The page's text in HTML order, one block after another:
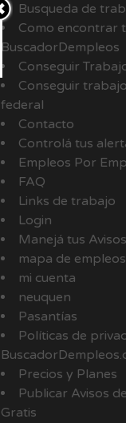
Busqueda de
Como encontrar
BuscadorDempleos
Conseguir
Conseguir
federal
Contacto
Controlá tus
Empleos Por
FAQ
Links de trabajo
Login
Manejá tus Avisos
mapa de empleos
mi cuenta
neuquen
Pasantías
Políticas de
Precios y Planes
Publicar Avisos
Gratis